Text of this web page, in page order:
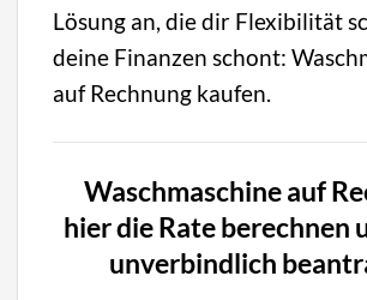
Lösung an, die dir Flexibilität
deine Finanzen schont:
auf Rechnung kaufen.
Waschmaschine auf
hier die Rate berechnen
unverbindlich